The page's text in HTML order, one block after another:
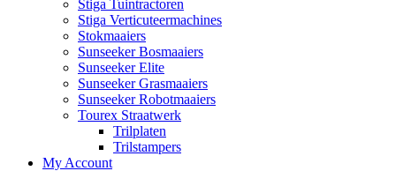
Stiga Tuintractoren
Stiga Verticuteermachines
Stokmaaiers
Sunseeker Bosmaaiers
Sunseeker Elite
Sunseeker Grasmaaiers
Sunseeker Robotmaaiers
Tourex Straatwerk
Trilplaten
Trilstampers
My Account